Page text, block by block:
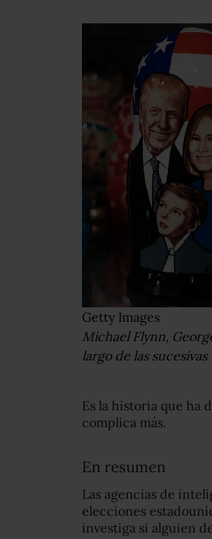
Getty Images
Michael Flynn,
largo de las
Es la historia que ha
complica más.
En resumen
Las agencias de
elecciones
investiga si alguien